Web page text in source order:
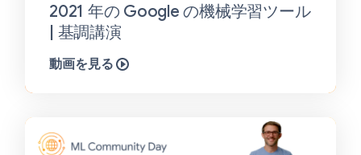
2021 年の Google の機械学習ツール
| 基調講演
動画を見る